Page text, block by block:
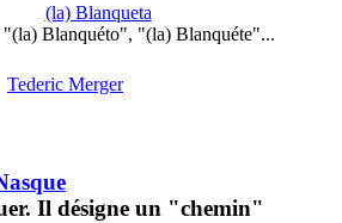
(la) Blanqueta
"(la) Blanquéto", "(la) Blanquéte"...
Tederic Merger
Il désigne un "chemin"